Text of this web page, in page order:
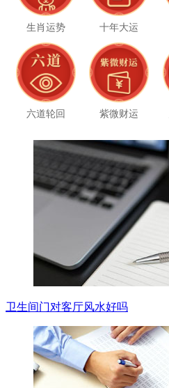
生肖运势 十年大运
六道轮回 紫微财运
卫生间门对客厅风水好吗